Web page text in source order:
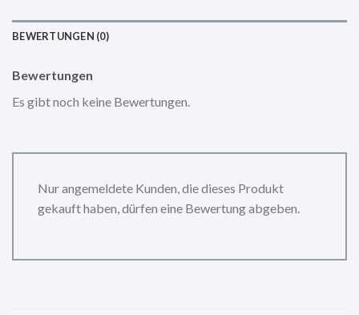
BEWERTUNGEN (0)
Bewertungen
Es gibt noch keine Bewertungen.
Nur angemeldete Kunden, die dieses Produkt
gekauft haben, dürfen eine Bewertung abgeben.